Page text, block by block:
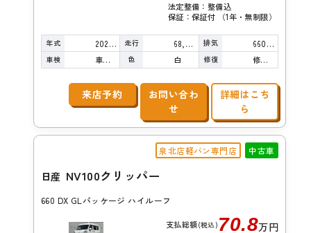
法定整備：整備込
保証：保証付 （1年・無制限）
年式 2020年 走行 68,000km 排気 660cc
車検 車検整備付 色 白 修復 修復歴無し
来店予約
お問い合わ
せ
詳細はこち
ら
泉北店軽バン専門店 中古車
日産 NV100クリッパー
660 DX GLパッケージ ハイルーフ
支払総額(税込) 70.8万円